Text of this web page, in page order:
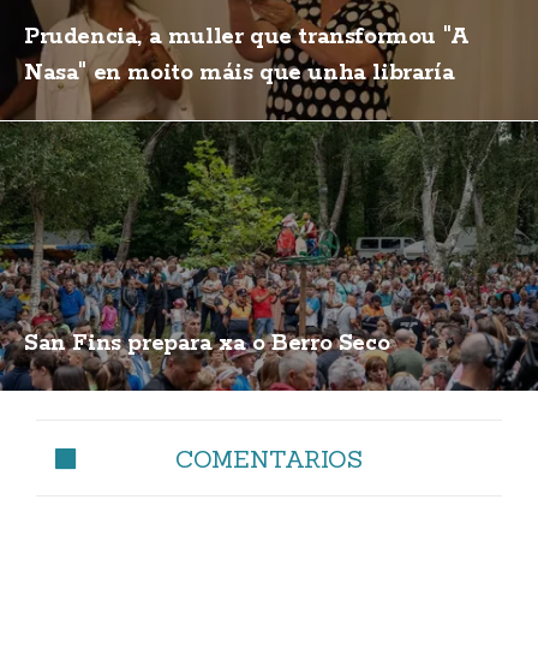
Prudencia, a muller que transformou "A
Nasa" en moito máis que unha libraría
San Fins prepara xa o Berro Seco
COMENTARIOS